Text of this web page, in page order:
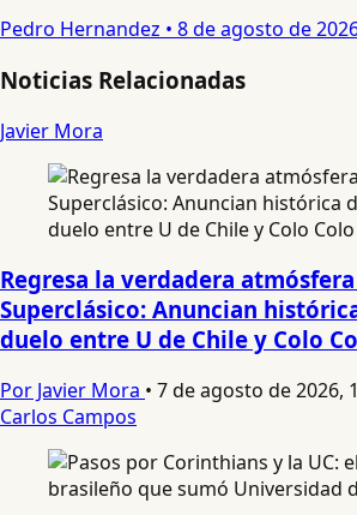
Pedro Hernandez • 8 de agosto de
Noticias Relacionadas
Javier Mora
Regresa la verdadera
Superclásico: Anuncian
duelo entre U de Chile y Colo
Por Javier Mora • 7 de agosto de 2026,
Carlos Campos